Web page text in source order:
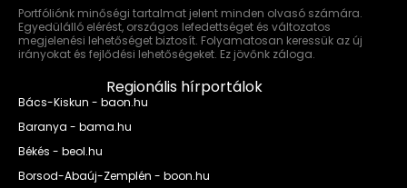
Portfóliónk minőségi tartalmat jelent minden olvasó számára.
Egyedülálló elérést, országos lefedettséget és változatos
megjelenési lehetőséget biztosít. Folyamatosan keressük az új
irányokat és fejlődési lehetőségeket. Ez jövőnk záloga.
Regionális hírportálok
Bács-Kiskun - baon.hu
Baranya - bama.hu
Békés - beol.hu
Borsod-Abaúj-Zemplén - boon.hu